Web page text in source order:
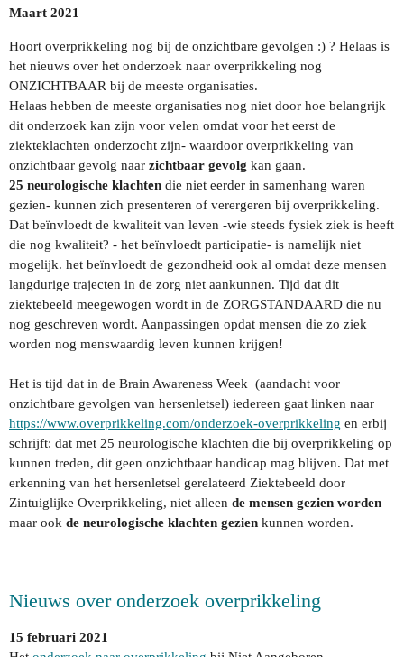
Maart 2021
Hoort overprikkeling nog bij de onzichtbare gevolgen :) ? Helaas is
het nieuws over het onderzoek naar overprikkeling nog
ONZICHTBAAR bij de meeste organisaties.
Helaas hebben de meeste organisaties nog niet door hoe belangrijk
dit onderzoek kan zijn voor velen omdat voor het eerst de
ziekteklachten onderzocht zijn- waardoor overprikkeling van
onzichtbaar gevolg naar zichtbaar gevolg kan gaan.
25 neurologische klachten die niet eerder in samenhang waren
gezien- kunnen zich presenteren of verergeren bij overprikkeling.
Dat beïnvloedt de kwaliteit van leven -wie steeds fysiek ziek is heeft
die nog kwaliteit? - het beïnvloedt participatie- is namelijk niet
mogelijk. het beïnvloedt de gezondheid ook al omdat deze mensen
langdurige trajecten in de zorg niet aankunnen. Tijd dat dit
ziektebeeld meegewogen wordt in de ZORGSTANDAARD die nu
nog geschreven wordt. Aanpassingen opdat mensen die zo ziek
worden nog menswaardig leven kunnen krijgen!
Het is tijd dat in de Brain Awareness Week (aandacht voor
onzichtbare gevolgen van hersenletsel) iedereen gaat linken naar
https://www.overprikkeling.com/onderzoek-overprikkeling en erbij
schrijft: dat met 25 neurologische klachten die bij overprikkeling op
kunnen treden, dit geen onzichtbaar handicap mag blijven. Dat met
erkenning van het hersenletsel gerelateerd Ziektebeeld door
Zintuiglijke Overprikkeling, niet alleen de mensen gezien worden
maar ook de neurologische klachten gezien kunnen worden.
Nieuws over onderzoek overprikkeling
15 februari 2021